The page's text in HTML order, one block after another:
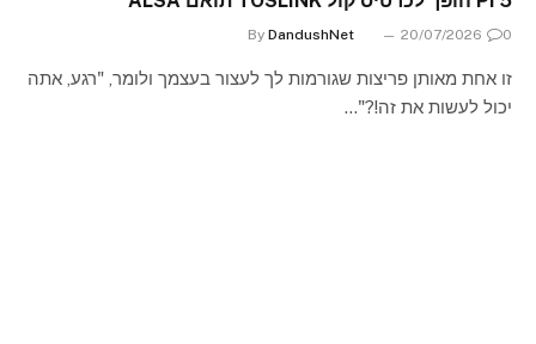
By DandushNet 20/07/2026 0
זו אחת מאותן פריצות שגורמות לך לעצור בעצמך ולומר, "רגע, אתה
יכול לעשות את זה!?"…